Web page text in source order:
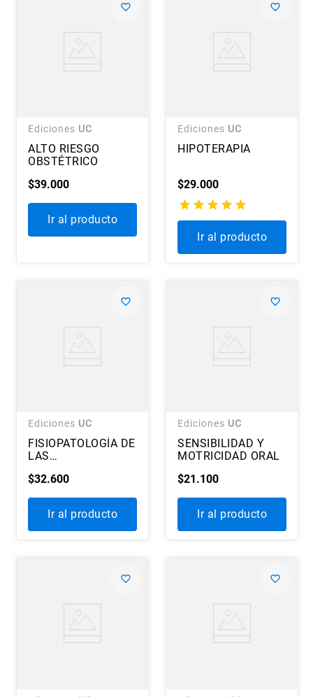
Ediciones UC
ALTO RIESGO
OBSTÉTRICO
$39.000
Ir al producto
Ediciones UC
HIPOTERAPIA
$29.000
Ir al producto
Ediciones UC
FISIOPATOLOGÍA DE
LAS
CARDIOVASCULARES
$32.600
Ir al producto
Ediciones UC
SENSIBILIDAD Y
MOTRICIDAD ORAL
$21.100
Ir al producto